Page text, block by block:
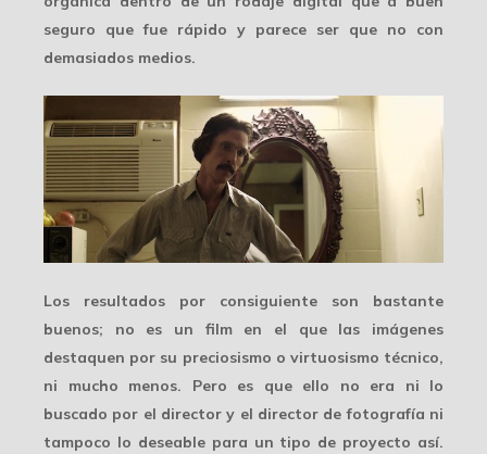
seguro que fue rápido y parece ser que no con
demasiados medios.
Los resultados por consiguiente son bastante
buenos; no es un film en el que las imágenes
destaquen por su preciosismo o virtuosismo técnico,
ni mucho menos. Pero es que ello no era ni lo
buscado por el director y el director de fotografía ni
tampoco lo deseable para un tipo de proyecto así.